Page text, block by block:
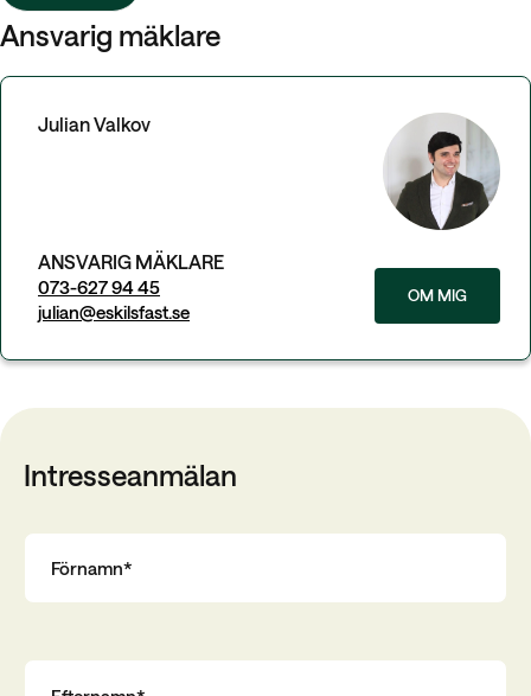
Ansvarig mäklare
OM MIG
Julian Valkov
ANSVARIG MÄKLARE
073-627 94 45
julian@eskilsfast.se
Intresseanmälan